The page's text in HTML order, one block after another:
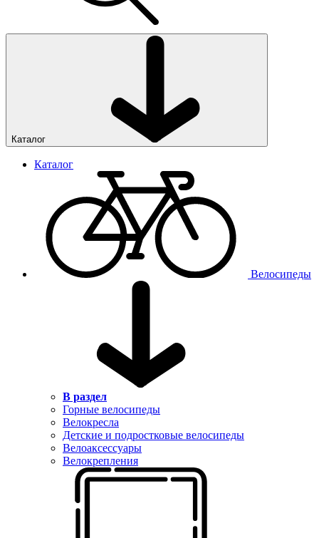
Каталог
Каталог
Велосипеды
В раздел
Горные велосипеды
Велокресла
Детские и подростковые велосипеды
Велоаксессуары
Велокрепления